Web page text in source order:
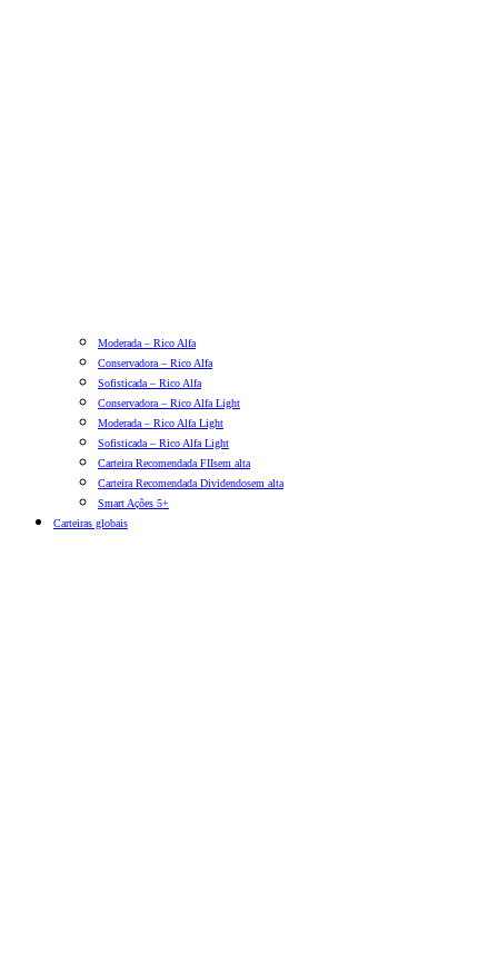
Moderada – Rico Alfa
Conservadora – Rico Alfa
Sofisticada – Rico Alfa
Conservadora – Rico Alfa Light
Moderada – Rico Alfa Light
Sofisticada – Rico Alfa Light
Carteira Recomendada FIIsem alta
Carteira Recomendada Dividendosem alta
Smart Ações 5+
Carteiras globais